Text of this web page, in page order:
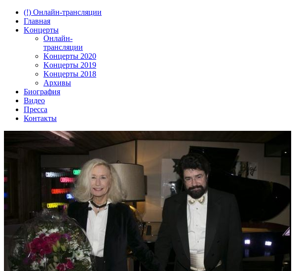
(!) Онлайн-трансляции
Главная
Kонцерты
Онлайн-
трансляции
Kонцерты 2020
Kонцерты 2019
Kонцерты 2018
Архивы
Биография
Видео
Пресса
Контакты